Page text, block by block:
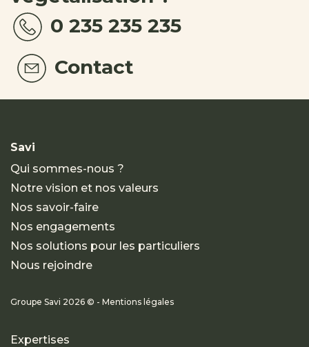
0 235 235 235
Contact
Savi
Qui sommes-nous ?
Notre vision et nos valeurs
Nos savoir-faire
Nos engagements
Nos solutions pour les particuliers
Nous rejoindre
Groupe Savi 2026 © - Mentions légales
Expertises